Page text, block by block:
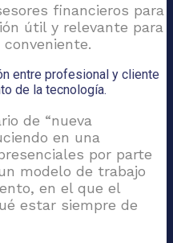
financieros para
útil y relevante para
entre profesional y cliente
de la tecnología.
de “nueva
en una
por parte
modelo de trabajo
en el que el
estar siempre de